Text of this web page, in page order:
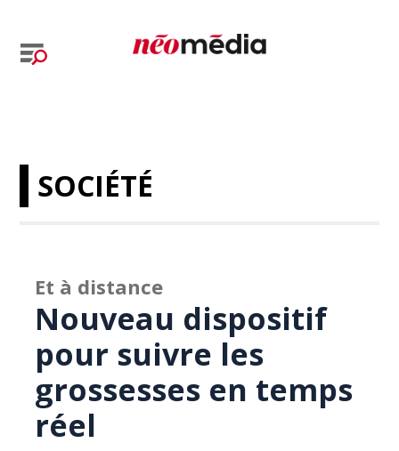
SOCIÉTÉ
Et à distance
Nouveau dispositif
pour suivre les
grossesses en temps
réel